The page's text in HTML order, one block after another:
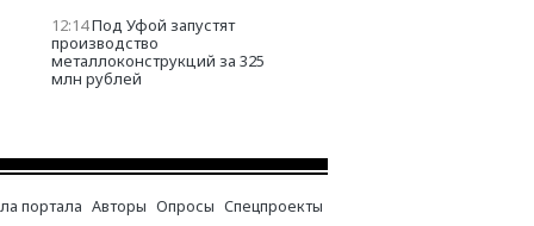
12:14Под Уфой запустят
производство
металлоконструкций за 325
млн рублей
портала Авторы Опросы Спецпроекты